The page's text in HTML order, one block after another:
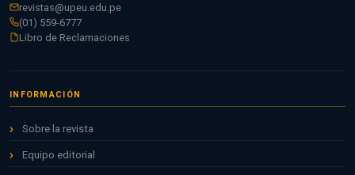
revistas@upeu.edu.pe
(01) 559-6777
Libro de Reclamaciones
INFORMACIÓN
Sobre la revista
Equipo editorial